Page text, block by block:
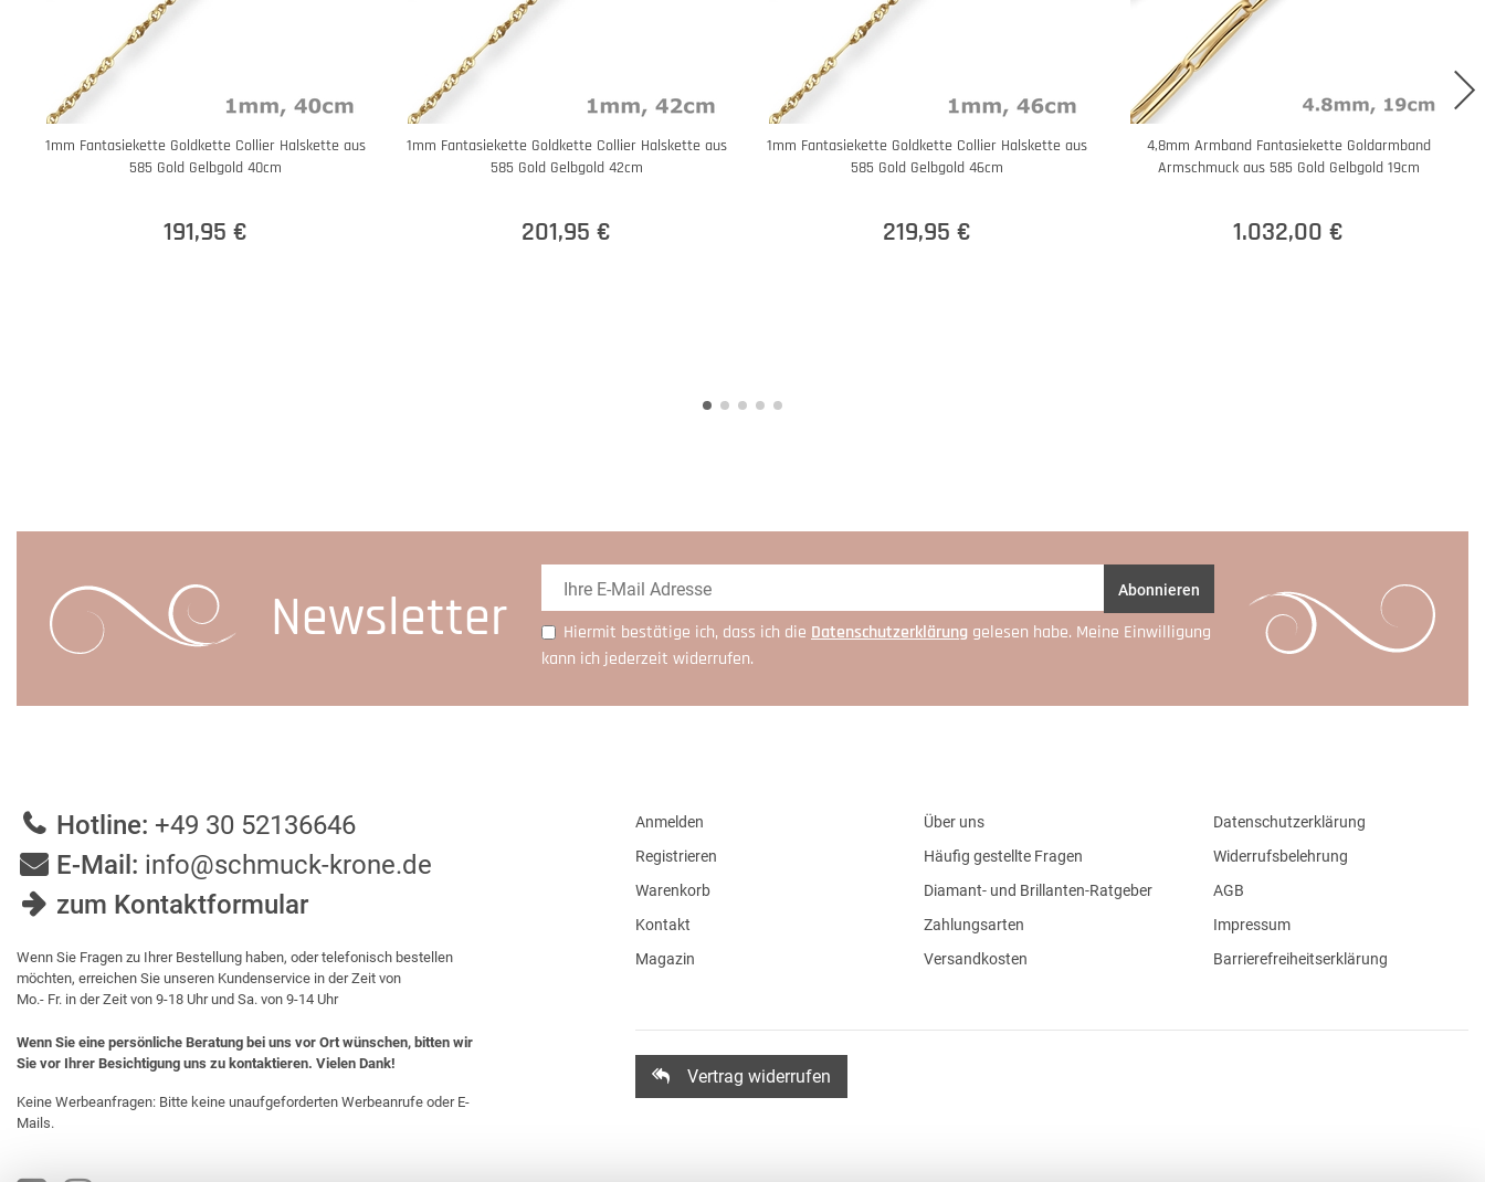
1mm Fantasiekette Goldkette Collier Halskette aus
585 Gold Gelbgold 40cm
191,95 €
1mm Fantasiekette Goldkette Collier Halskette aus
585 Gold Gelbgold 42cm
201,95 €
1mm Fantasiekette Goldkette Collier Halskette aus
585 Gold Gelbgold 46cm
219,95 €
4,8mm Armband Fantasiekette Goldarmband
Armschmuck aus 585 Gold Gelbgold 19cm
1.032,00 €
Newsletter Abonnieren
Hiermit bestätige ich, dass ich die Daten­schutz­erklärung gelesen habe. Meine Einwilligung
kann ich jederzeit widerrufen.
Hotline: +49 30 52136646
E-Mail: info@schmuck-krone.de
zum Kontaktformular
Wenn Sie Fragen zu Ihrer Bestellung haben, oder telefonisch bestellen
möchten, erreichen Sie unseren Kundenservice in der Zeit von
Mo.- Fr. in der Zeit von 9-18 Uhr und Sa. von 9-14 Uhr
Wenn Sie eine persönliche Beratung bei uns vor Ort wünschen, bitten wir
Sie vor Ihrer Besichtigung uns zu kontaktieren. Vielen Dank!
Keine Werbeanfragen: Bitte keine unaufgeforderten Werbeanrufe oder E-
Mails.
Anmelden
Registrieren
Warenkorb
Kontakt
Magazin
Über uns
Häufig gestellte Fragen
Diamant- und Brillanten-Ratgeber
Zahlungsarten
Versandkosten
Datenschutzerklärung
Widerrufsbelehrung
AGB
Impressum
Barrierefreiheitserklärung
Vertrag widerrufen